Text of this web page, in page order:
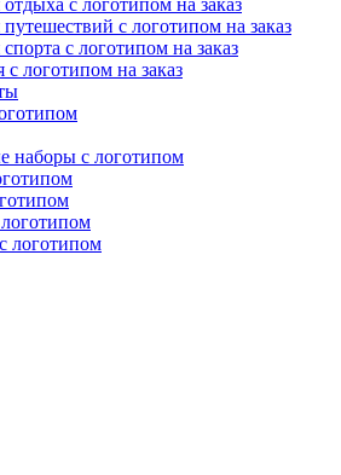
с логотипом на заказ
с логотипом на заказ
с логотипом на заказ
с логотипом на заказ
наборы с логотипом
логотипом